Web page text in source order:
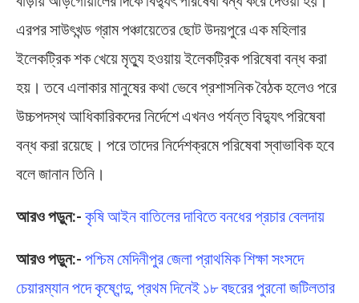
এরপর সাউৎখন্ড গ্রাম পঞ্চায়েতের ছোট উদয়পুরে এক মহিলার
ইলেকট্রিক শক খেয়ে মৃত্যু হওয়ায় ইলেকট্রিক পরিষেবা বন্ধ করা
হয়। তবে এলাকার মানুষের কথা ভেবে প্রশাসনিক বৈঠক হলেও পরে
উচ্চপদস্থ আধিকারিকদের নির্দেশে এখনও পর্যন্ত বিদ্যুৎ পরিষেবা
বন্ধ করা রয়েছে। পরে তাদের নির্দেশক্রমে পরিষেবা স্বাভাবিক হবে
বলে জানান তিনি।
আরও পড়ুন:- কৃষি আইন বাতিলের দাবিতে বনধের প্রচার বেলদায়
আরও পড়ুন:- পশ্চিম মেদিনীপুর জেলা প্রাথমিক শিক্ষা সংসদে
চেয়ারম্যান পদে কৃষ্ণেন্দু, প্রথম দিনেই ১৮ বছরের পুরনো জটিলতার